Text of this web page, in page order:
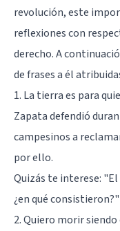
revolución, este
reflexiones con
derecho. A
de frases a él
1. La tierra es para
Zapata defendió
campesinos a
por ello.
Quizás te interese: "
¿en qué consistieron?"
2. Quiero morir